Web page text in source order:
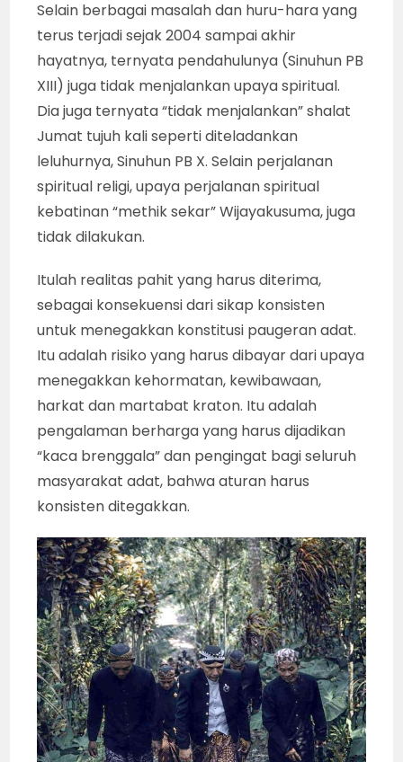
Selain berbagai masalah dan huru-hara yang
terus terjadi sejak 2004 sampai akhir
hayatnya, ternyata pendahulunya (Sinuhun PB
XIII) juga tidak menjalankan upaya spiritual.
Dia juga ternyata “tidak menjalankan” shalat
Jumat tujuh kali seperti diteladankan
leluhurnya, Sinuhun PB X. Selain perjalanan
spiritual religi, upaya perjalanan spiritual
kebatinan “methik sekar” Wijayakusuma, juga
tidak dilakukan.
Itulah realitas pahit yang harus diterima,
sebagai konsekuensi dari sikap konsisten
untuk menegakkan konstitusi paugeran adat.
Itu adalah risiko yang harus dibayar dari upaya
menegakkan kehormatan, kewibawaan,
harkat dan martabat kraton. Itu adalah
pengalaman berharga yang harus dijadikan
“kaca brenggala” dan pengingat bagi seluruh
masyarakat adat, bahwa aturan harus
konsisten ditegakkan.